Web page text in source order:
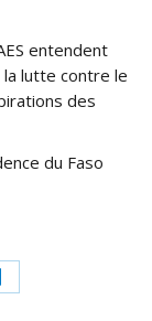
entendent
lutte contre le
des
du Faso